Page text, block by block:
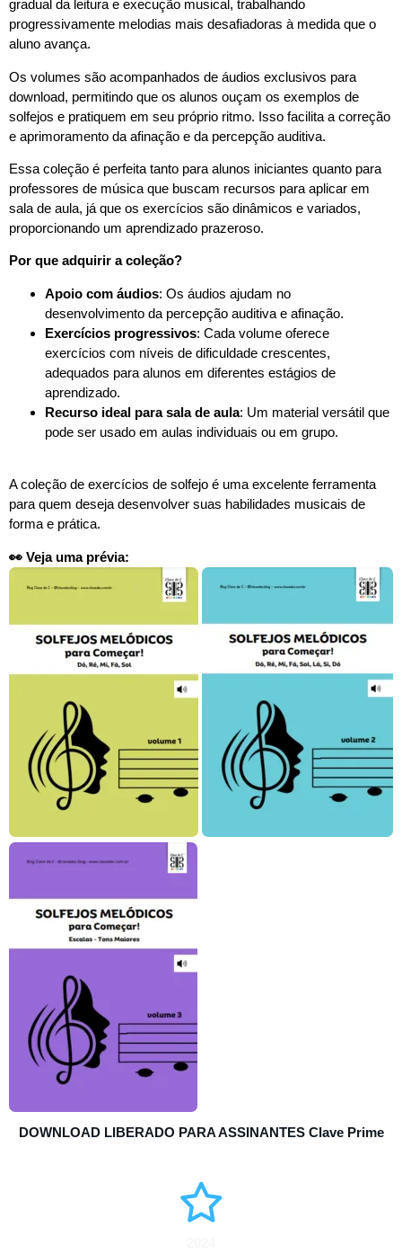
gradual da leitura e execução musical, trabalhando
progressivamente melodias mais desafiadoras à medida que o
aluno avança.
Os volumes são acompanhados de áudios exclusivos para
download, permitindo que os alunos ouçam os exemplos de
solfejos e pratiquem em seu próprio ritmo. Isso facilita a correção
e aprimoramento da afinação e da percepção auditiva.
Essa coleção é perfeita tanto para alunos iniciantes quanto para
professores de música que buscam recursos para aplicar em
sala de aula, já que os exercícios são dinâmicos e variados,
proporcionando um aprendizado prazeroso.
Por que adquirir a coleção?
Apoio com áudios: Os áudios ajudam no
desenvolvimento da percepção auditiva e afinação.
Exercícios progressivos: Cada volume oferece
exercícios com níveis de dificuldade crescentes,
adequados para alunos em diferentes estágios de
aprendizado.
Recurso ideal para sala de aula: Um material versátil que
pode ser usado em aulas individuais ou em grupo.
A coleção de exercícios de solfejo é uma excelente ferramenta
para quem deseja desenvolver suas habilidades musicais de
forma e prática.
👀 Veja uma prévia:
DOWNLOAD LIBERADO PARA ASSINANTES Clave Prime